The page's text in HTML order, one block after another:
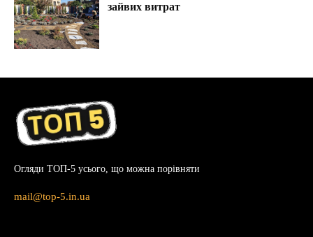
зайвих витрат
Огляди ТОП-5 усього, що можна порівняти
mail@top-5.in.ua